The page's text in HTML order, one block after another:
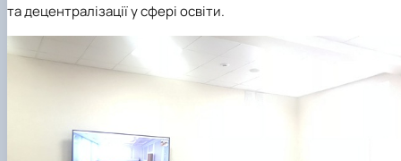
та децентралізації у сфері освіти.